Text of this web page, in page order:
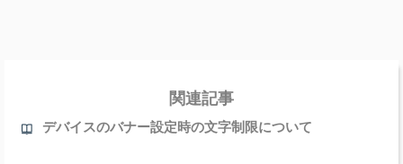
関連記事
デバイスのバナー設定時の文字制限について